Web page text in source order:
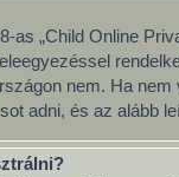
as „Child Online
nem. Ha
adni, és az alább